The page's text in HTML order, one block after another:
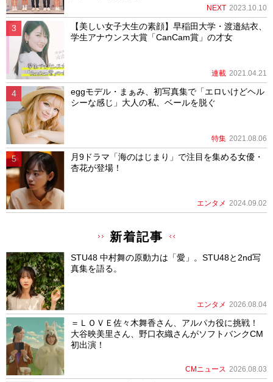
NEXT 2023.10.10
【美しい女子大生の素顔】早稲田大学・渡邉結衣、
学生アナウンス大賞「CanCam賞」の才女
連載 2021.04.21
eggモデル・まぁみ、初写真集で「エロいけどヘル
シーな感じ」大人の私、ベールを脱ぐ
特集 2021.08.06
月9ドラマ「海のはじまり」で注目を集める女優・
杏花が登場！
エンタメ 2024.09.02
新着記事
STU48 中村舞の原動力は「愛」。STU48と2nd写
真集を語る。
エンタメ 2026.08.04
＝ＬＯＶＥ佐々木舞香さん、アルパカ役に挑戦！
大谷映美里さん、野口衣織さんがソフトバンクCM
初出演！
CMニュース 2026.08.03